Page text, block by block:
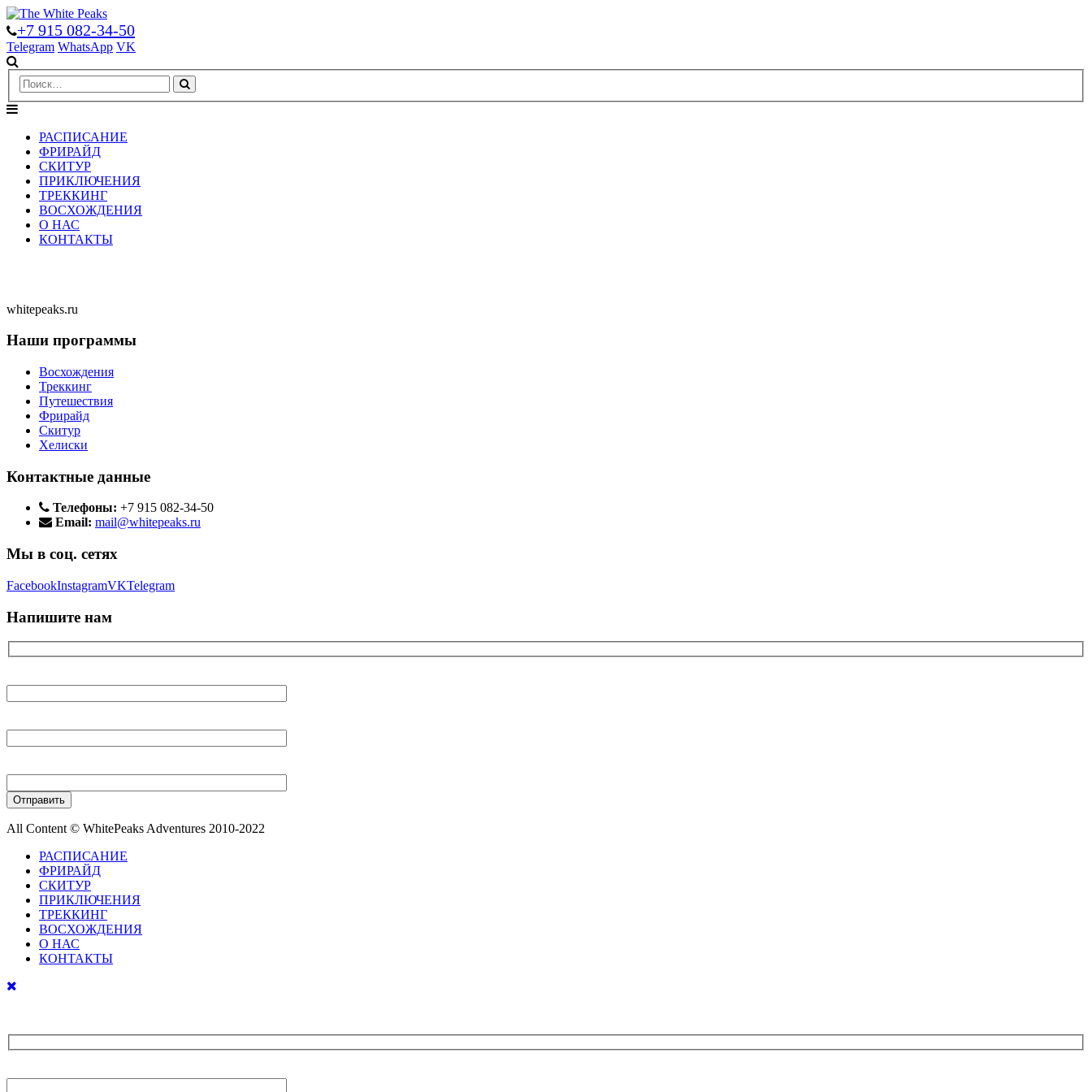
+7 915 082-34-50
Telegram WhatsApp VK
РАСПИСАНИЕ
ФРИРАЙД
СКИТУР
ПРИКЛЮЧЕНИЯ
ТРЕККИНГ
ВОСХОЖДЕНИЯ
О НАС
КОНТАКТЫ
whitepeaks.ru
Наши программы
Восхождения
Треккинг
Путешествия
Фрирайд
Скитур
Хелиски
Контактные данные
Телефоны: +7 915 082-34-50
Email: mail@whitepeaks.ru
Мы в соц. сетях
FacebookInstagramVKTelegram
Напишите нам
All Content © WhitePeaks Adventures 2010-2022
РАСПИСАНИЕ
ФРИРАЙД
СКИТУР
ПРИКЛЮЧЕНИЯ
ТРЕККИНГ
ВОСХОЖДЕНИЯ
О НАС
КОНТАКТЫ